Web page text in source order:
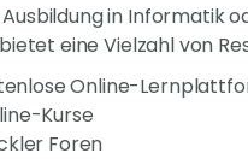
in Informatik
eine Vielzahl von
Online-
Kurse
Foren